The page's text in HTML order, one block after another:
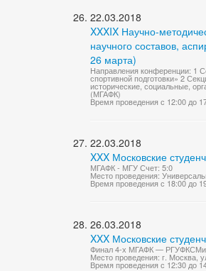
22.03.2018
XXXIX Научно-
научного составов,
26 марта)
Направления конференции: 1
спортивной подготовки» 2
исторические, социальные,
(МГАФК)
Время проведения с 12:00 до
22.03.2018
XXX Московские
МГАФК - МГУ Счет: 5:0
Место проведения:
Время проведения с 18:00 до
26.03.2018
XXX Московские
Финал 4-х МГАФК —
Место проведения: г.
Время проведения с 12:30 до